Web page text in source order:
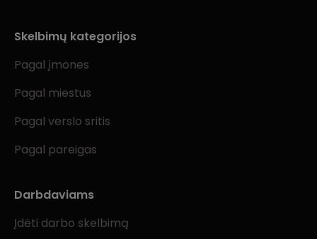
Skelbimų kategorijos
Pagal įmones
Pagal miestus
Pagal verslo sritis
Pagal pareigas
Darbdaviams
Įdėti darbo skelbimą